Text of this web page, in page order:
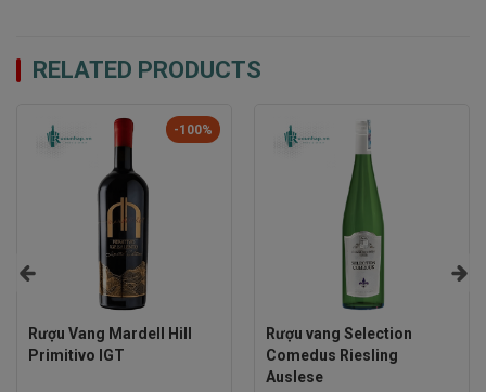
RELATED PRODUCTS
-100%
Rượu Vang Mardell Hill
Primitivo IGT
Rượu vang Selection
Comedus Riesling
Auslese